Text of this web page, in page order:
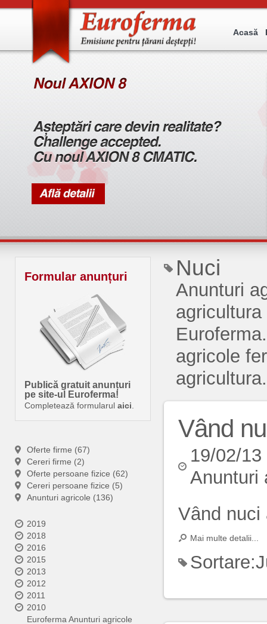
Acasă
Formular anunțuri
Publică gratuit anunțuri
pe site-ul Euroferma!
Completează formularul aici
Oferte firme (67)
Cereri firme (2)
Oferte persoane fizice (62)
Cereri persoane fizice (5)
Anunturi agricole (136)
2019
2018
2016
2015
2013
2012
2011
2010
Euroferma Anunturi agricole
Nuci
Anunturi
agricole
agricultura.
Vând
19/02/
Anunturi
Vând
Mai multe detalii...
Sortare: